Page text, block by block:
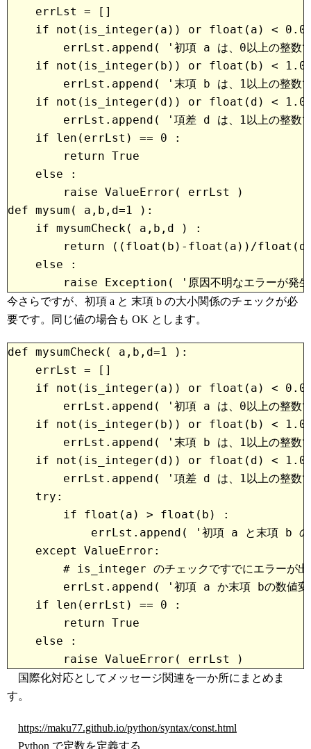
    errLst = []
if not(is_integer(a)) or float(a) < 0.0
errLst.append( '初項 a は、0以上の整数で
if not(is_integer(b)) or float(b) < 1.0
errLst.append( '末項 b は、1以上の整数で
if not(is_integer(d)) or float(d) < 1.0
errLst.append( '項差 d は、1以上の整数で
    if len(errLst) == 0 :
        return True
    else :
        raise ValueError( errLst )
def mysum( a,b,d=1 ):
    if mysumCheck( a,b,d ) :
return ((float(b)-float(a))/
    else :
今さらですが、初項 a と 末項 b の大小関係のチェックが必
要です。同じ値の場合も OK とします。
def mysumCheck( a,b,d=1 ):
    errLst = []
if not(is_integer(a)) or float(a) < 0.0
errLst.append( '初項 a は、0以上の整数で
if not(is_integer(b)) or float(b) < 1.0
errLst.append( '末項 b は、1以上の整数で
if not(is_integer(d)) or float(d) < 1.0
errLst.append( '項差 d は、1以上の整数で
    try:
        if float(a) > float(b) :
errLst.append( '初項 a と末項 b の
    except ValueError:
# is_integer のチェックですでにエラーが出
errLst.append( '初項 a か末項 bの数値変
    if len(errLst) == 0 :
        return True
    else :
国際化対応としてメッセージ関連を一か所にまとめま
す。
https://maku77.github.io/python/syntax/const.html
Python で定数を定義する